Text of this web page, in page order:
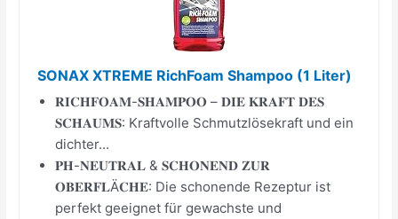
SONAX XTREME RichFoam Shampoo (1 Liter)
𝐑𝐈𝐂𝐇𝐅𝐎𝐀𝐌-𝐒𝐇𝐀𝐌𝐏𝐎𝐎 – 𝐃𝐈𝐄 𝐊𝐑𝐀𝐅𝐓 𝐃𝐄𝐒
𝐒𝐂𝐇𝐀𝐔𝐌𝐒: Kraftvolle Schmutzlösekraft und ein
dichter...
𝐏𝐇-𝐍𝐄𝐔𝐓𝐑𝐀𝐋 & 𝐒𝐂𝐇𝐎𝐍𝐄𝐍𝐃 𝐙𝐔𝐑
𝐎𝐁𝐄𝐑𝐅𝐋Ä𝐂𝐇𝐄: Die schonende Rezeptur ist
perfekt geeignet für gewachste und